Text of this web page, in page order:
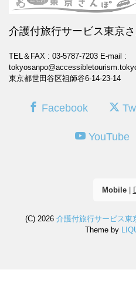
介護付旅行サービス東京
TEL＆FAX : 03-5787-7203 E-mail :
東京都世田谷区祖師谷6-14-23-14
Facebook
YouTube
Mobile|
(C) 2026 介護付旅行サービス東
Theme by